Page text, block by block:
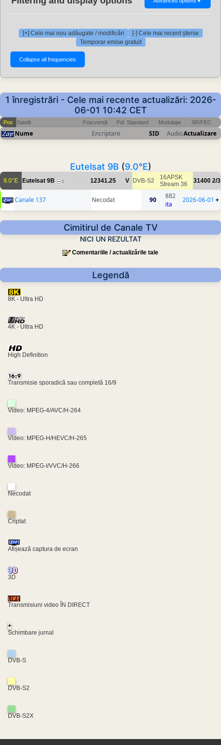
[+] Cele mai nou adăugate / modificări
[-] Cele mai recent șterse
Temporar emise gratuit
1 înregistrări - Cele mai recente actualizări: 2026-
06-01 10:42 CET
Pos Satelit Frecvență Pol Standard Modulație SR/FEC
Nume Encriptare SID AudioActualizare
Eutelsat 9B (9.0°E)
9.0°E Eutelsat 9B 1 12341.25 V DVB-S2
16APSK
Stream 36
31400 2/3
Canale 137 Necodat 90
882
ita
2026-06-01 +
Cimitirul de Canale TV
NICI UN REZULTAT
Comentariile / actualizările tale
Legendă
8K - Ultra HD
4K - Ultra HD
High Definition
Transmisie sporadică sau completă 16/9
Video: MPEG-4/AVC/H-264
Video: MPEG-H/HEVC/H-265
Video: MPEG-I/VVC/H-266
Necodat
Criptat
Afișează captura de ecran
3D
Transmisiuni video ÎN DIRECT
+
Schimbare jurnal
DVB-S
DVB-S2
DVB-S2X